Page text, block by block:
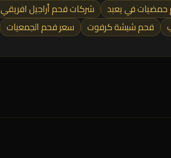
في يعبد شركات فحم أراجيل افريقي
فحم شيشة كرفوت سعر فحم الجمعيات